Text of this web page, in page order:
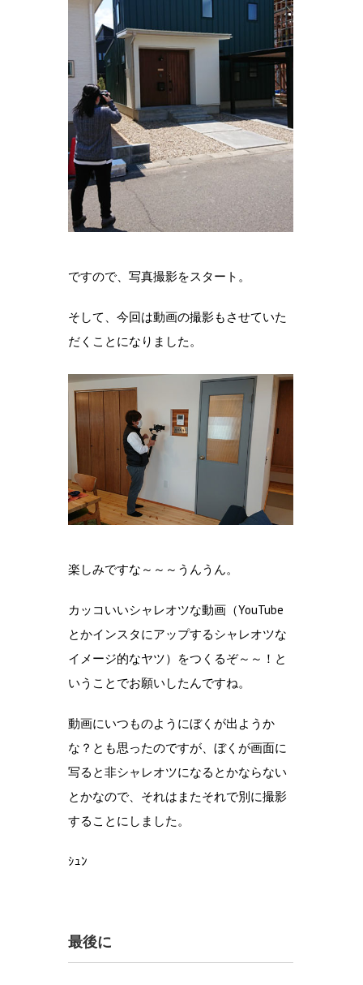
ですので、写真撮影をスタート。
そして、今回は動画の撮影もさせていた
だくことになりました。
楽しみですな～～～うんうん。
カッコいいシャレオツな動画（YouTube
とかインスタにアップするシャレオツな
イメージ的なヤツ）をつくるぞ～～！と
いうことでお願いしたんですね。
動画にいつものようにぼくが出ようか
な？とも思ったのですが、ぼくが画面に
写ると非シャレオツになるとかならない
とかなので、それはまたそれで別に撮影
することにしました。
ｼｭﾝ
最後に